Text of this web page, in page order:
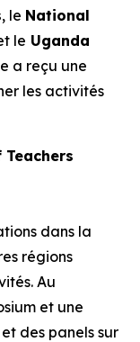
, le National
le Uganda
a reçu une
les activités
dans la
régions
Au
et une
des panels sur